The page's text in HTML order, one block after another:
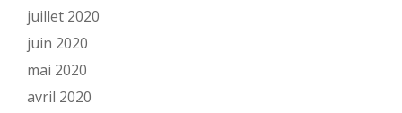
juillet 2020
juin 2020
mai 2020
avril 2020